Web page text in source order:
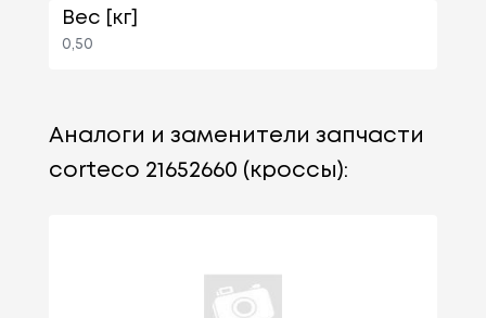
Вес [кг]
0,50
Аналоги и заменители запчасти
corteco 21652660 (кроссы):